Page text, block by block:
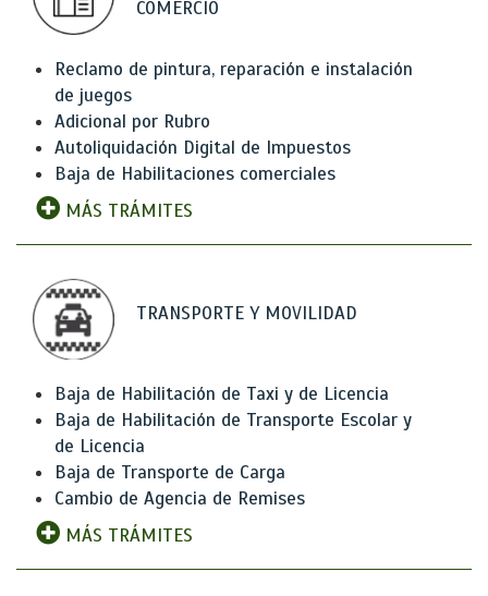
COMERCIO
Reclamo de pintura, reparación e instalación
de juegos
Adicional por Rubro
Autoliquidación Digital de Impuestos
Baja de Habilitaciones comerciales
MÁS TRÁMITES
TRANSPORTE Y MOVILIDAD
Baja de Habilitación de Taxi y de Licencia
Baja de Habilitación de Transporte Escolar y
de Licencia
Baja de Transporte de Carga
Cambio de Agencia de Remises
MÁS TRÁMITES